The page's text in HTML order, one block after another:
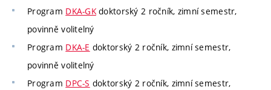
Program DKA-GKdoktorský 2 ročník, zimní semestr,
povinně volitelný
Program DKA-E doktorský 2 ročník, zimní semestr,
povinně volitelný
Program DPC-S doktorský 2 ročník, zimní semestr,